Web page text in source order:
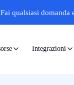
Fai qualsiasi domanda
Integrazioni